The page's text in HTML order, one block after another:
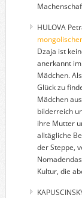
HULOVA
Dzaja ist
anerkannt
Mädchen.
Glück zu
Mädchen
bilderreich
ihre Mutter
alltägliche
der Steppe,
Kultur, die